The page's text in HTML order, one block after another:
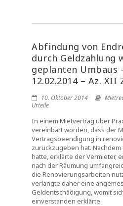
Abfindung von
durch Geldzahlung
geplanten Umbaus
12.02.2014 – Az. XII
10. Oktober 2014
Urteile
In einem Mietvertrag über
vereinbart worden, dass der
Vertragsbeendigung in
zurückzugeben hat.
hatte, erklärte der Vermieter,
nach der Räumung
die Renovierungsarbeiten
verlangte daher eine
Geldentschädigung, womit
einverstanden erklärte.